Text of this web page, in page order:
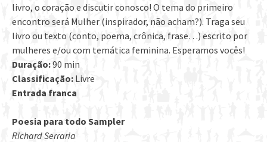
livro, o coração e discutir conosco! O tema do primeiro
encontro será Mulher (inspirador, não acham?). Traga seu
livro ou texto (conto, poema, crônica, frase…) escrito por
mulheres e/ou com temática feminina. Esperamos vocês!
Duração:90 min
Classificação: Livre
Entrada franca
Poesia para todo Sampler
Richard Serraria